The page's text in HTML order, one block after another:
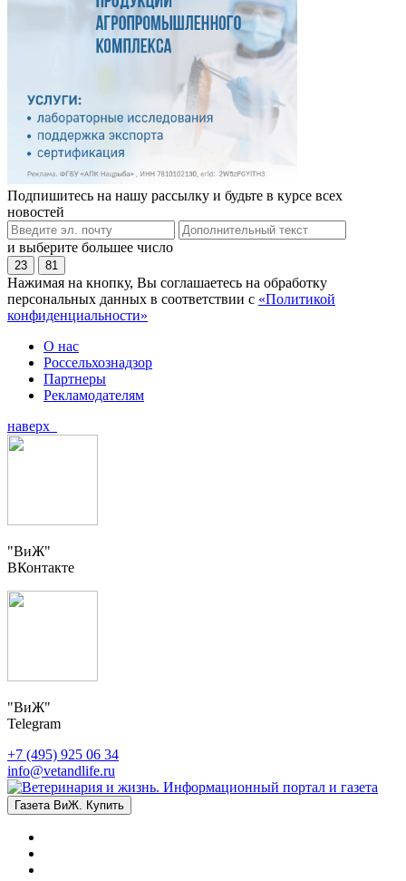
Подпишитесь на нашу рассылку и будьте в курсе всех
новостей
и выберите большее число
23 81
Нажимая на кнопку, Вы соглашаетесь на обработку
персональных данных в соответствии с «Политикой
конфиденциальности»
О нас
Россельхознадзор
Партнеры
Рекламодателям
наверх
"ВиЖ"
ВКонтакте
"ВиЖ"
Telegram
+7 (495) 925 06 34
info@vetandlife.ru
Газета ВиЖ. Купить